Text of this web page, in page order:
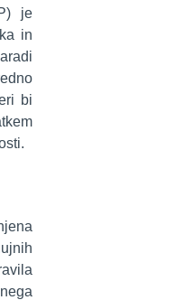
je
in
bi